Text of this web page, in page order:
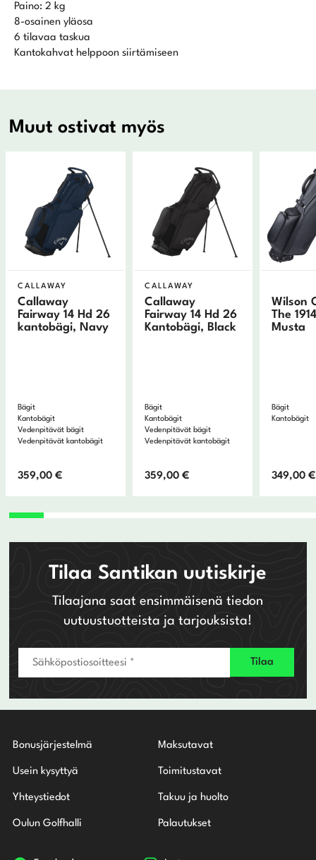
Paino: 2 kg
8-osainen yläosa
6 tilavaa taskua
Kantokahvat helppoon siirtämiseen
Muut ostivat myös
CALLAWAY
Callaway
Fairway 14 Hd 26
kantobägi, Navy
Bägit
Kantobägit
Vedenpitävät bägit
Vedenpitävät kantobägit
359,00€
CALLAWAY
Callaway
Fairway 14 Hd 26
Kantobägi, Black
Bägit
Kantobägit
Vedenpitävät bägit
Vedenpitävät kantobägit
359,00€
Wilson
The
Musta
Bägit
Kantobägit
349,00€
Tilaa Santikan uutiskirje
Tilaajana saat ensimmäisenä tiedon
uutuustuotteista ja tarjouksista!
Bonusjärjestelmä
Usein kysyttyä
Yhteystiedot
Oulun Golfhalli
Maksutavat
Toimitustavat
Takuu ja huolto
Palautukset